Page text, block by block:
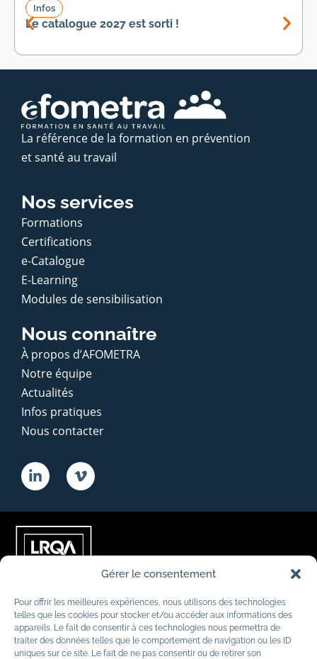
Gérer le consentement
Pour offrir les meilleures expériences, nous utilisons des technologies
telles que les cookies pour stocker et/ou accéder aux informations des
appareils. Le fait de consentir à ces technologies nous permettra de
traiter des données telles que le comportement de navigation ou les ID
uniques sur ce site. Le fait de ne pas consentir ou de retirer son
Infos
Le catalogue 2027 est sorti !
La référence de la formation en prévention
et santé au travail
Nos services
Formations
Certifications
e-Catalogue
E-Learning
Modules de sensibilisation
Nous connaître
À propos d’AFOMETRA
Notre équipe
Actualités
Infos pratiques
Nous contacter